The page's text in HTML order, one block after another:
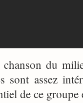
du
sont assez
de ce groupe